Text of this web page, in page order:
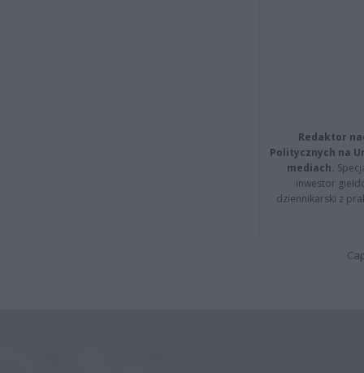
Redaktor
Politycznych na
mediach.
inwestor
dziennikarski z